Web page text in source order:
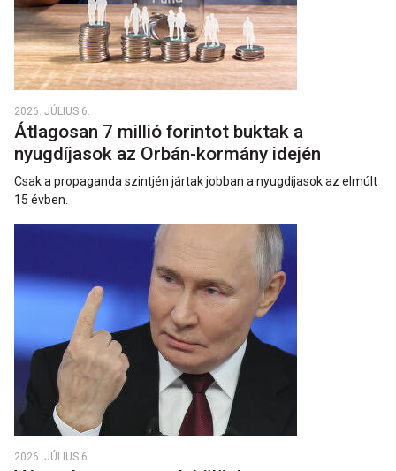
2026. JÚLIUS 6.
Átlagosan 7 millió forintot buktak a
nyugdíjasok az Orbán-kormány idején
Csak a propaganda szintjén jártak jobban a nyugdíjasok az elmúlt
15 évben.
2026. JÚLIUS 6.